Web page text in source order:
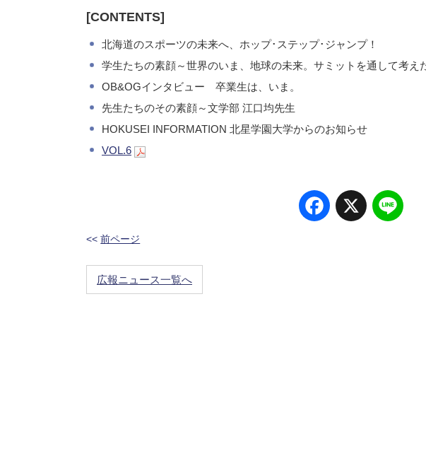
[CONTENTS]
北海道のスポーツの未来へ、ホップ･ステップ･ジャンプ！
学生たちの素顔～世界のいま、地球の未来。サミットを通して考え
OB&OGインタビュー 卒業生は、いま。
先生たちのその素顔～文学部 江口均先生
HOKUSEI INFORMATION 北星学園大学からのお知らせ
VOL.6
Facebook
X
<< 前ページ
広報ニュース一覧へ